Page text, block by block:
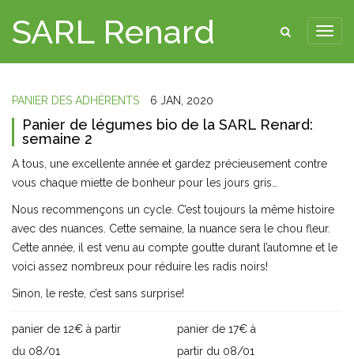
SARL Renard
PANIER DES ADHÉRENTS 6 JAN, 2020
Panier de légumes bio de la SARL Renard:
semaine 2
A tous, une excellente année et gardez précieusement contre
vous chaque miette de bonheur pour les jours gris…
Nous recommençons un cycle. C’est toujours la même histoire
avec des nuances. Cette semaine, la nuance sera le chou fleur.
Cette année, il est venu au compte goutte durant l’automne et le
voici assez nombreux pour réduire les radis noirs!
Sinon, le reste, c’est sans surprise!
panier de 12€ à partir
du 08/01
panier de 17€ à
partir du 08/01